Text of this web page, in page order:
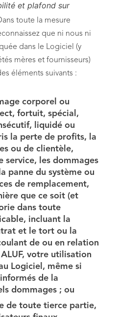
et plafond sur
toute la mesure
que ni nous ni
dans le Logiciel (y
mères et fournisseurs)
éléments suivants :
corporel ou
fortuit, spécial,
liquidé ou
la perte de profits, la
ou de clientèle,
service, les dommages
panne du système ou
de remplacement,
que ce soit (et
dans toute
incluant la
et le tort ou la
de ou en relation
votre utilisation
Logiciel, même si
de la
dommages ; ou
de toute tierce partie,